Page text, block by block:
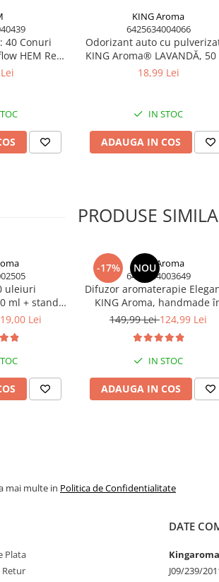
Adaugă în coș Pachetul
România!
40 Conuri
HEM Red
Rose
KING Aroma
6425634004066
Odorizant auto cu
KING Aroma® LAVANDĂ, 50
– Parfum auto relaxant și
18,99 Lei
IN STOC
ADAUGA IN COS
PRODUSE
uleiuri
ml + stand
display,
Lei
-17% NOU
KING Aroma
6425634003649
Difuzor aromaterapie
KING Aroma, handmade
România, cu lumânare și 3
premium
149,99 Lei124,99 Lei
IN STOC
ADAUGA IN COS
mai multe in Politica de Confidentialitate
Plata
Retur
DATE
J09/239/